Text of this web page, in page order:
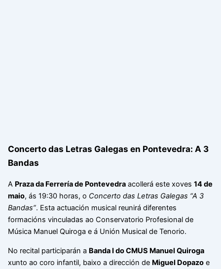
Concerto das Letras Galegas en Pontevedra: A 3
Bandas
A Praza da Ferrería de Pontevedraacollerá este xoves 14 de
maio, ás 19:30 horas, o Concerto das Letras Galegas “A 3
Bandas”. Esta actuación musical reunirá diferentes
formacións vinculadas ao Conservatorio Profesional de
Música Manuel Quiroga e á Unión Musical de Tenorio.
No recital participarán a Banda I do CMUS Manuel Quiroga
xunto ao coro infantil, baixo a dirección de Miguel Dopazoe